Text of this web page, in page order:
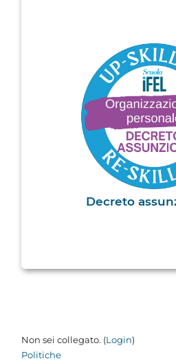
Decreto
Non sei collegato. (Login)
Politiche